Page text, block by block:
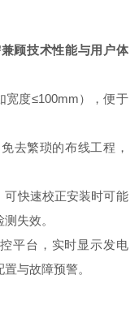
顾技术性能与用户体
宽度≤100mm），便于
去繁琐的布线工程，
可快速校正安装时可能
失效。
平台，实时显示发电
与故障预警。